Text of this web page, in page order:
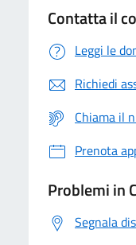
Contatta il
Leggi le
Richiedi
Chiama il
Prenota
Problemi in
Segnala